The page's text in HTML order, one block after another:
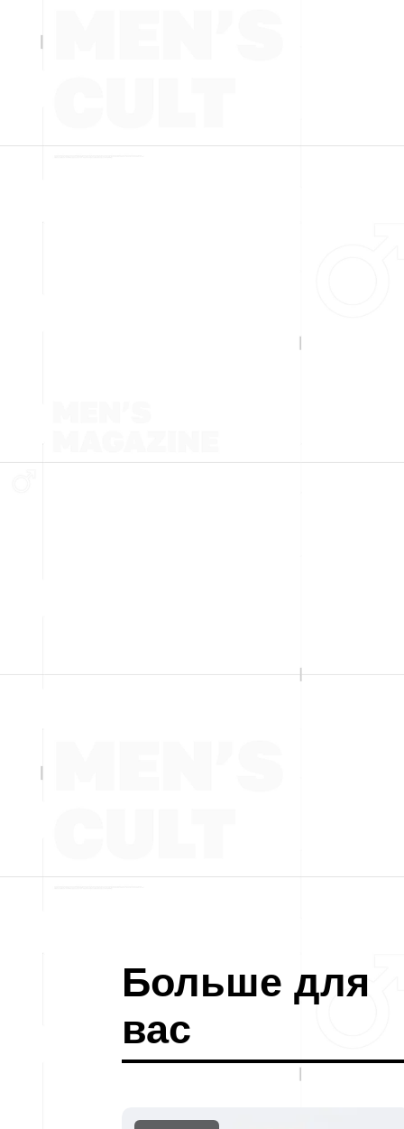
Больше для
вас